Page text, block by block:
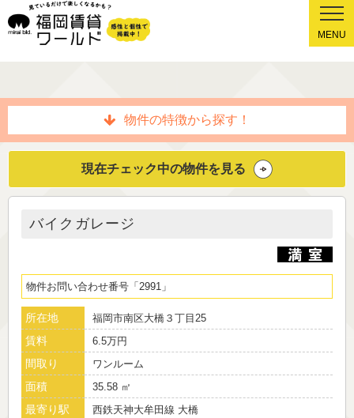
MENU
物件の特徴から探す！
現在チェック中の物件を見る
バイクガレージ
物件お問い合わせ番号 2991
所在地 福岡市南区大橋３丁目25
賃料 6.5万円
間取り ワンルーム
面積 35.58 ㎡
最寄り駅
西鉄天神大牟田線 大橋